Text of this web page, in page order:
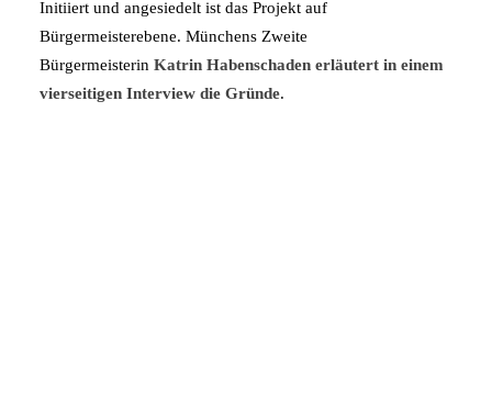
Initiiert und angesiedelt ist das Projekt auf
Bürgermeisterebene. Münchens Zweite
Bürgermeisterin Katrin Habenschaden erläutert in einem
vierseitigen Interview die Gründe.